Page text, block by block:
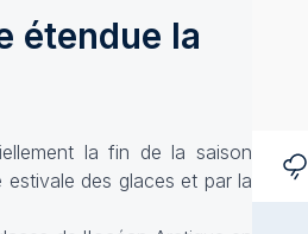
étendue la
la fin de la saison
des glaces et par la